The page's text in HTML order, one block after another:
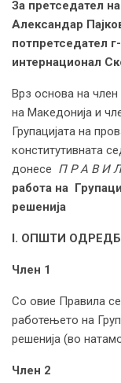
За претседател
Александар
потпретседател
интернационал
Врз основа на
на Македонија и
Групацијата на
конститутивната
донесе П Р А В И
работа на
решенија
I. ОПШТИ
Член 1
Со овие Правила се
работењето на
решенија (во
Член 2